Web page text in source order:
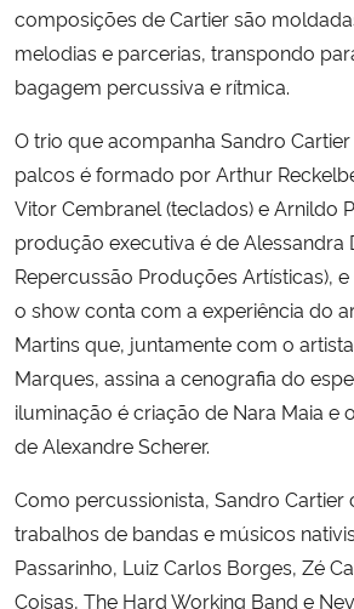
composições de Cartier são
melodias e parcerias, transpondo
bagagem percussiva e rítmica.
O trio que acompanha Sandro
palcos é formado por Arthur
Vitor Cembranel (teclados) e Arnildo
produção executiva é de Alessandra
Repercussão Produções Artísticas),
o show conta com a experiência do
Martins que, juntamente com o
Marques, assina a cenografia do
iluminação é criação de Nara Maia e
de Alexandre Scherer.
Como percussionista, Sandro
trabalhos de bandas e músicos
Passarinho, Luiz Carlos Borges, Zé
Coisas, The Hard Working Band e